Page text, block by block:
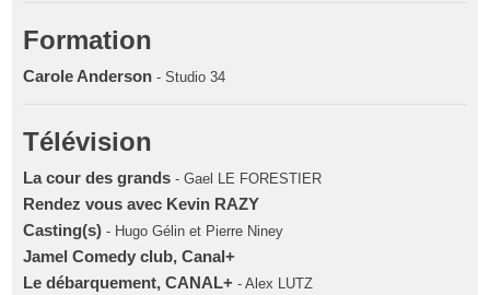
Formation
Carole Anderson - Studio 34
Télévision
La cour des grands - Gael LE FORESTIER
Rendez vous avec Kevin RAZY
Casting(s) - Hugo Gélin et Pierre Niney
Jamel Comedy club, Canal+
Le débarquement, CANAL+ - Alex LUTZ